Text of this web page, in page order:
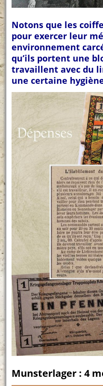
Notons que les
pour exercer leur
environnement
qu’ils portent une
travaillent avec du
une certaine
Munsterlager : 4